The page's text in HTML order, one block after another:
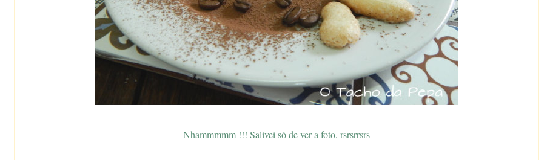
Nhammmmm !!! Salivei só de ver a foto, rsrsrrsrs